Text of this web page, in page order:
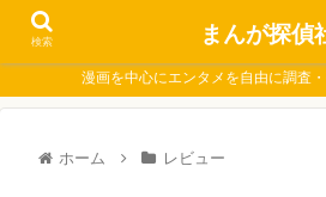
漫画を中心にエンタメを自由に調査
ホーム レビュー
検索 まんが探偵